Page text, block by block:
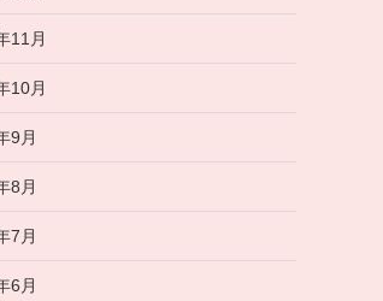
11月
10月
9月
8月
7月
6月